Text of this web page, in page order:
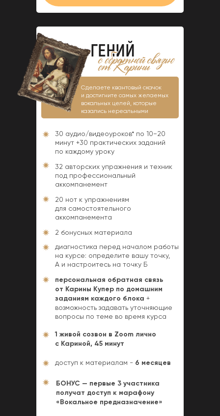
ГЕНИЙ
Сделаете квантовый скачок
и достигните самых желаемых
вокальных целей, которые
казались нереальными
30 аудио/видеоуроков* по 10−20
минут +30 практических заданий
по каждому уроку
32 авторских упражнения и техник
под профессиональный
аккомпанемент
20 нот к упражнениям
для самостоятельного
аккомпанемента
2 бонусных материала
диагностика перед началом работы
на курсе: определите вашу точку,
А и настроитесь на точку Б
персональная обратная связь
от Карины Купер по домашним
заданиям каждого блока +
возможность задавать уточняющие
вопросы по теме во время курса
1 живой созвон в Zoom лично
с Кариной, 45 минут
доступ к материалам - 6 месяцев
БОНУС — первые 3 участника
получат доступ к марафону
«Вокальное предназначение»